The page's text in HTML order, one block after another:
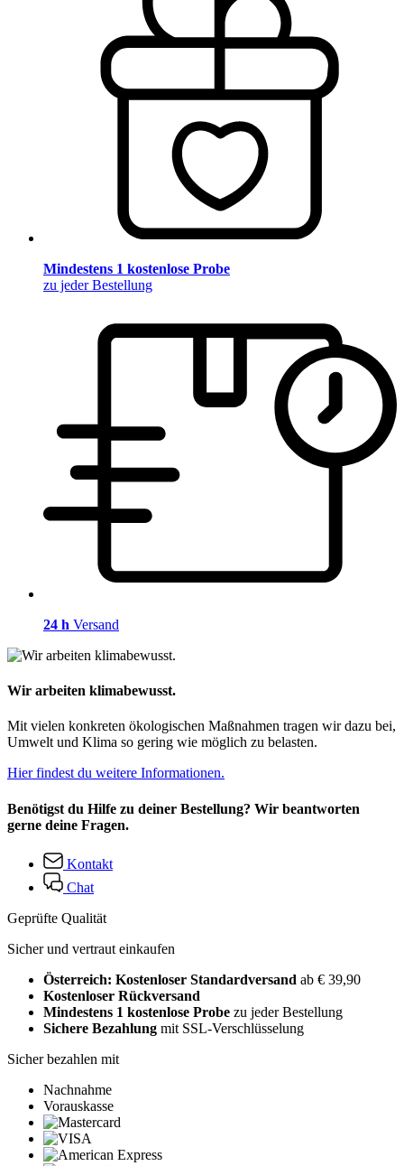
Mindestens 1 kostenlose Probe
zu jeder Bestellung
24 h Versand
Wir arbeiten klimabewusst.
Mit vielen konkreten ökologischen Maßnahmen tragen wir dazu bei,
Umwelt und Klima so gering wie möglich zu belasten.
Hier findest du weitere Informationen.
Benötigst du Hilfe zu deiner Bestellung? Wir beantworten
gerne deine Fragen.
Kontakt
Chat
Geprüfte Qualität
Sicher und vertraut einkaufen
Österreich: Kostenloser Standardversand ab € 39,90
Kostenloser Rückversand
Mindestens 1 kostenlose Probe zu jeder Bestellung
Sichere Bezahlung mit SSL-Verschlüsselung
Sicher bezahlen mit
Nachnahme
Vorauskasse